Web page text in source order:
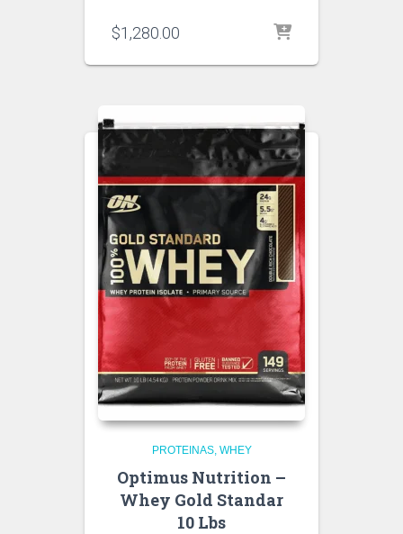
$1,280.00
PROTEINAS WHEY
Optimus Nutrition –
Whey Gold Standar
10 Lbs